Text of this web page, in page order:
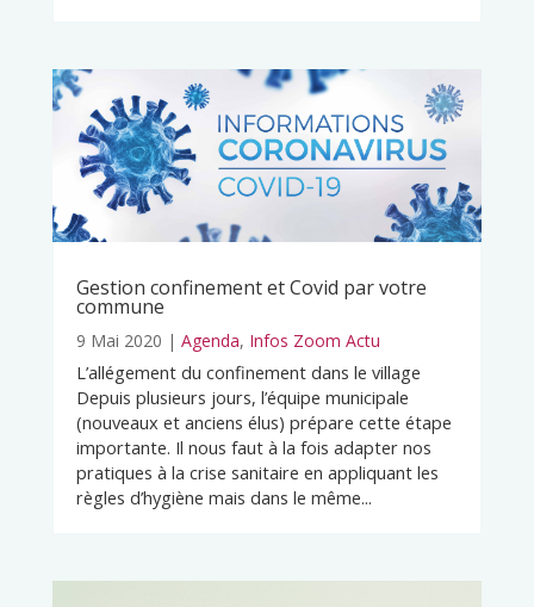
Gestion confinement et Covid par votre
commune
9 Mai 2020 | Agenda, Infos Zoom Actu
L’allégement du confinement dans le village
Depuis plusieurs jours, l’équipe municipale
(nouveaux et anciens élus) prépare cette étape
importante. Il nous faut à la fois adapter nos
pratiques à la crise sanitaire en appliquant les
règles d’hygiène mais dans le même...